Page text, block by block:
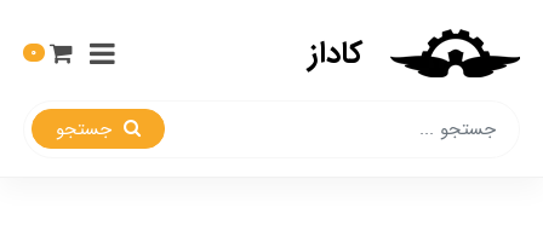
کاداز 0